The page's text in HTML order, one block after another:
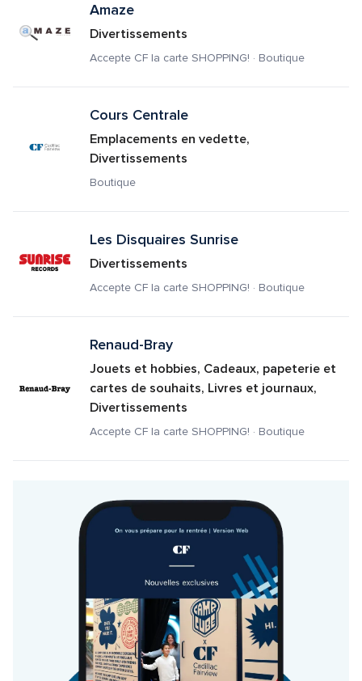
Amaze
Divertissements
Accepte CF la carte SHOPPING! · Boutique
Cours Centrale
Emplacements en vedette,
Divertissements
Boutique
Les Disquaires Sunrise
Divertissements
Accepte CF la carte SHOPPING! · Boutique
Renaud-Bray
Jouets et hobbies, Cadeaux, papeterie et
cartes de souhaits, Livres et journaux,
Divertissements
Accepte CF la carte SHOPPING! · Boutique